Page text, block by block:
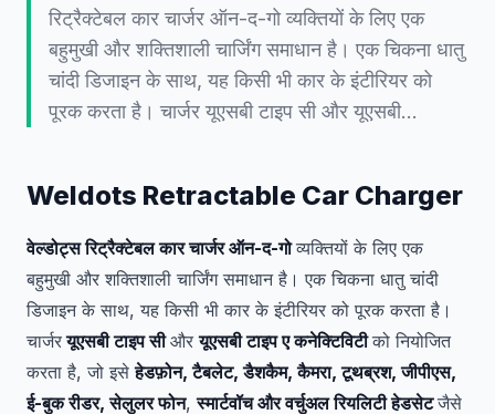
रिट्रैक्टेबल कार चार्जर ऑन-द-गो व्यक्तियों के लिए एक
बहुमुखी और शक्तिशाली चार्जिंग समाधान है। एक चिकना धातु
चांदी डिजाइन के साथ, यह किसी भी कार के इंटीरियर को
पूरक करता है। चार्जर यूएसबी टाइप सी और यूएसबी…
Weldots Retractable Car Charger
वेल्डोट्स रिट्रैक्टेबल कार चार्जर ऑन-द-गोव्यक्तियों के लिए एक
बहुमुखी और शक्तिशाली चार्जिंग समाधान है। एक चिकना धातु चांदी
डिजाइन के साथ, यह किसी भी कार के इंटीरियर को पूरक करता है।
चार्जरयूएसबी टाइप सीऔरयूएसबी टाइप ए कनेक्टिविटीको नियोजित
करता है, जो इसेहेडफ़ोन, टैबलेट, डैशकैम, कैमरा, टूथब्रश, जीपीएस,
ई-बुक रीडर, सेलुलर फोन,स्मार्टवॉच और वर्चुअल रियलिटी हेडसेटजैसे